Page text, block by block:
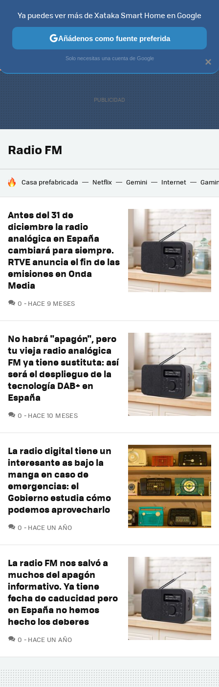
TELEVISORES CONTENIDOS SMART TV SELECCIÓN
Radio FM
HOY SE HABLA DE
Casa prefabricada Netflix Gemini Internet
Antes del 31 de
diciembre la radio
analógica en España
cambiará para siempre.
RTVE anuncia el fin de las
emisiones en Onda
Media
0 COMENTARIOS
HACE 9 MESES
No habrá "apagón", pero
tu vieja radio analógica
FM ya tiene sustituta: así
será el despliegue de la
tecnología DAB+ en
España
0 COMENTARIOS
HACE 10 MESES
La radio digital tiene un
interesante as bajo la
manga en caso de
emergencias: el
Gobierno estudia cómo
podemos aprovecharlo
0 COMENTARIOS
HACE UN AÑO
La radio FM nos salvó a
muchos del apagón
informativo. Ya tiene
fecha de caducidad pero
en España no hemos
hecho los deberes
0 COMENTARIOS
HACE UN AÑO
×
Ya puedes ver más de Xataka Smart Home en Google
Añádenos como fuente preferida
Solo necesitas una cuenta de Google